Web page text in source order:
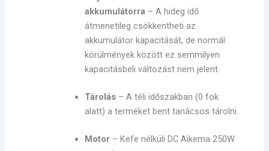
akkumulátorra – A hideg idő
átmenetileg csökkentheti az
akkumulátor kapacitását, de normál
körülmények között ez semmilyen
kapacitásbeli változást nem jelent.
Tárolás – A téli időszakban (0 fok
alatt) a terméket bent tanácsos tárolni.
Motor – Kefe nélküli DC Aikema 250W